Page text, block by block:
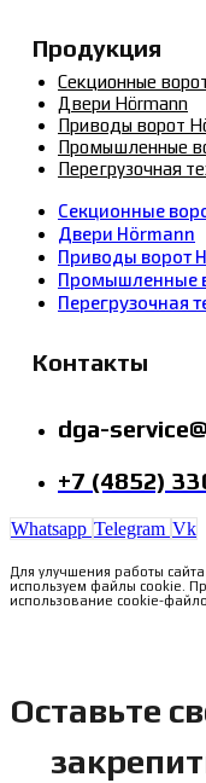
Продукция
Секционные
Двери Hörmann
Приводы ворот
Промышленные
Перегрузочная
Секционные
Двери Hörmann
Приводы ворот
Промышленные
Перегрузочная
Контакты
dga-
+7 (4852)
Whatsapp Telegram Vk
Для улучшения работы
используем файлы cookie.
использование cookie-
Оставьте